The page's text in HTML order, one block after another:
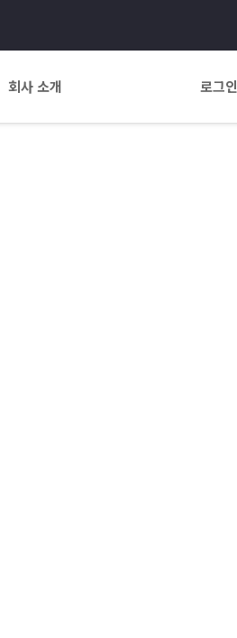
회사 소개 로그인